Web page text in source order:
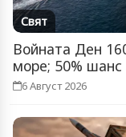
Свят
Войната Ден
море; 50%
6 Август 2026